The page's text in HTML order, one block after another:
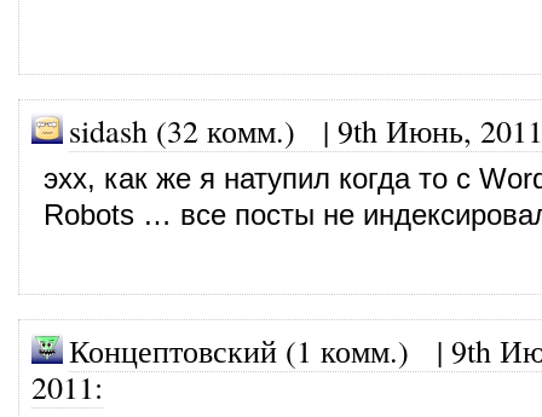
sidash (32 комм.) | 9th Июнь, 2011
эхх, как же я натупил когда то с
Robots … все посты не
Концептовский (1 комм.) | 9th
2011: